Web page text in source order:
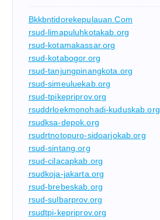
Bkkbntidorekepulauan.com
rsud-limapuluhkotakab.org
rsud-kotamakassar.org
rsud-kotabogor.org
rsud-tanjungpinangkota.org
rsud-simeuluekab.org
rsud-tpikepriprov.org
rsuddrloekmonohadi-kuduskab.org
rsudksa-depok.org
rsudrtnotopuro-sidoarjokab.org
rsud-sintang.org
rsud-cilacapkab.org
rsudkoja-jakarta.org
rsud-brebeskab.org
rsud-sulbarprov.org
rsudtpi-kepriprov.org